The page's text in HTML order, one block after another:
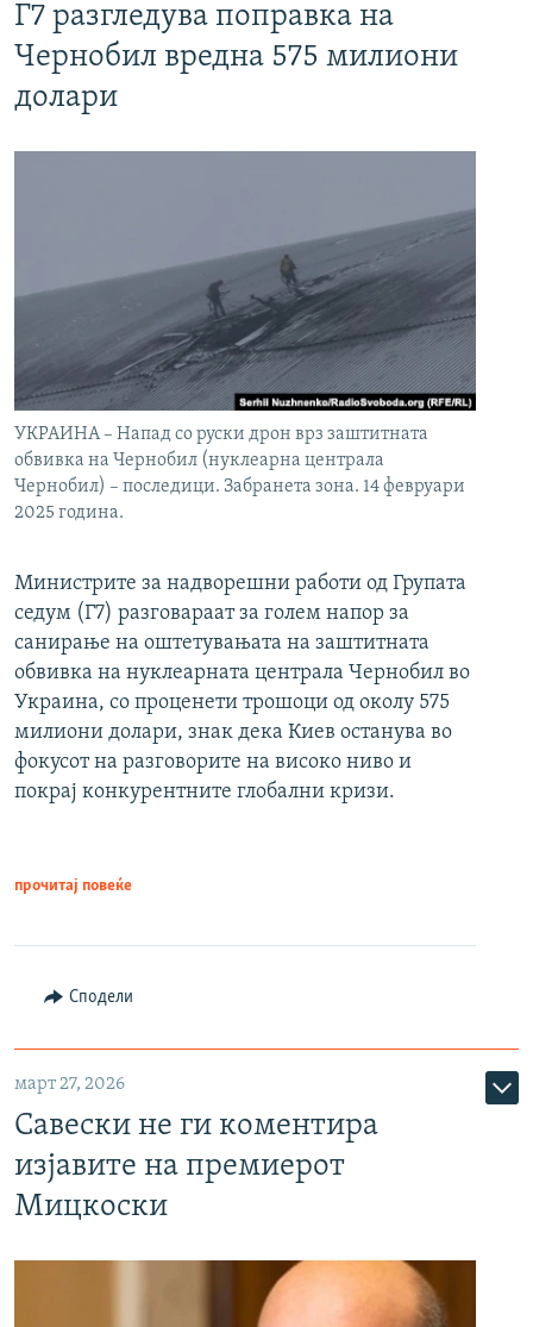
Г7 разгледува поправка на
Чернобил вредна 575 милиони
долари
УКРАИНА – Напад со руски дрон врз заштитната
обвивка на Чернобил (нуклеарна централа
Чернобил) – последици. Забранета зона. 14 февруари
2025 година.
Министрите за надворешни работи од Групата
седум (Г7) разговараат за голем напор за
санирање на оштетувањата на заштитната
обвивка на нуклеарната централа Чернобил во
Украина, со проценети трошоци од околу 575
милиони долари, знак дека Киев останува во
фокусот на разговорите на високо ниво и
покрај конкурентните глобални кризи.
прочитај повеќе
Сподели
март 27, 2026
Савески не ги коментира
изјавите на премиерот
Мицкоски